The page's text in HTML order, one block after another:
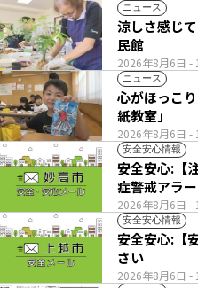
ニュース
2026年8月6日 -
涼しさ感じ
民館
ニュース
2026年8月6日 -
心がほっこ
紙教室」
安全安心情報
2026年8月6日 -
安全安心:【
症警戒アラ
安全安心情報
2026年8月6日 -
安全安心:【
さい